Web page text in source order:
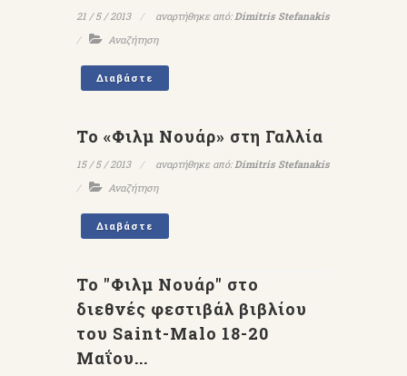
21 / 5 / 2013 αναρτήθηκε από:Dimitris Stefanakis
Αναζήτηση
Διαβάστε
Το «Φιλμ Νουάρ» στη Γαλλία
15 / 5 / 2013 αναρτήθηκε από:Dimitris Stefanakis
Αναζήτηση
Διαβάστε
Το "Φιλμ Νουάρ" στο
διεθνές φεστιβάλ βιβλίου
του Saint-Malo 18-20
Μαΐου...